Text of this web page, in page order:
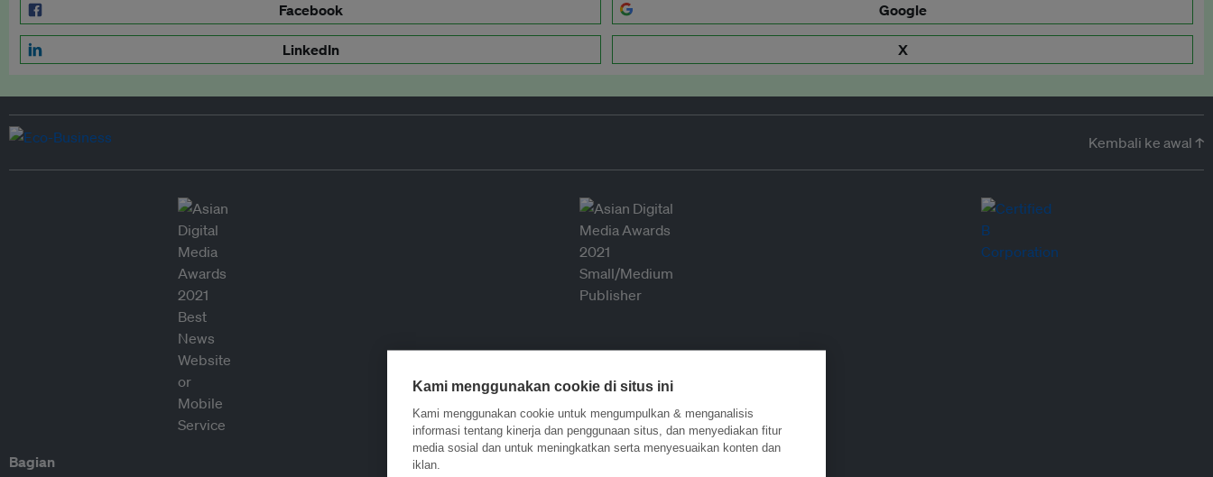
Facebook Google
LinkedIn X
Kembali ke awal ↑
Bagian
Kami menggunakan cookie di situs ini
Kami menggunakan cookie untuk mengumpulkan & menganalisis
informasi tentang kinerja dan penggunaan situs, dan menyediakan fitur
media sosial dan untuk meningkatkan serta menyesuaikan konten dan
iklan.